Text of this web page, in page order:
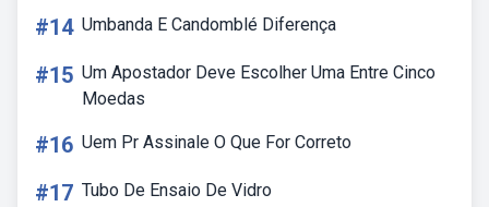
#14 Umbanda E Candomblé Diferença
#15 Um Apostador Deve Escolher Uma Entre Cinco
Moedas
#16 Uem Pr Assinale O Que For Correto
#17 Tubo De Ensaio De Vidro